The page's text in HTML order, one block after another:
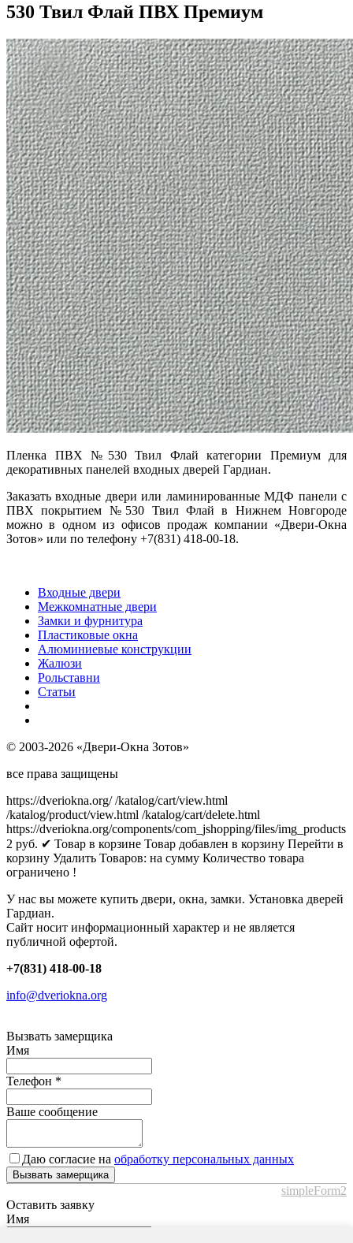
530 Твил Флай ПВХ Премиум
Пленка ПВХ №530 Твил Флай категории Премиум для
декоративных панелей входных дверей Гардиан.
Заказать входные двери или ламинированные МДФ панели с
ПВХ покрытием №530 Твил Флай в Нижнем Новгороде
можно в одном из офисов продаж компании «Двери-Окна
Зотов» или по телефону +7(831) 418-00-18.
Входные двери
Межкомнатные двери
Замки и фурнитура
Пластиковые окна
Алюминиевые конструкции
Жалюзи
Рольставни
Статьи
© 2003-2026 «Двери-Окна Зотов»
все права защищены
https://dveriokna.org/ /katalog/cart/view.html
/katalog/product/view.html /katalog/cart/delete.html
https://dveriokna.org/components/com_jshopping/files/img_products
2 руб. ✔ Товар в корзине Товар добавлен в корзину Перейти в
корзину Удалить Товаров: на сумму Количество товара
ограничено !
У нас вы можете купить двери, окна, замки. Установка дверей
Гардиан.
Сайт носит информационный характер и не является
публичной офертой.
+7(831) 418-00-18
info@dveriokna.org
Вызвать замерщика
Имя
Телефон *
Ваше сообщение
Даю согласие на обработку персональных данных
Вызвать замерщика
simpleForm2
Оставить заявку
Имя